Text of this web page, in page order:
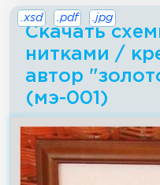
Скачать
нитками /
автор
(мэ-001)
.xsd .pdf .jpg